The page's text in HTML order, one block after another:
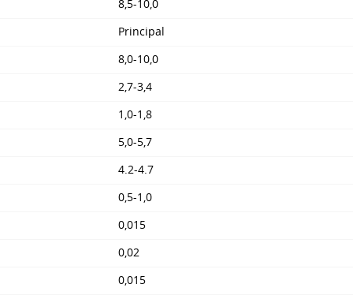
8,5-10,0
Principal
8,0-10,0
2,7-3,4
1,0-1,8
5,0-5,7
4.2-4.7
0,5-1,0
0,015
0,02
0,015